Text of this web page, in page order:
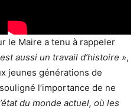
le Maire a tenu à rappeler
aussi un travail d’histoire »,
jeunes générations de
l’importance de ne
du monde actuel, où les